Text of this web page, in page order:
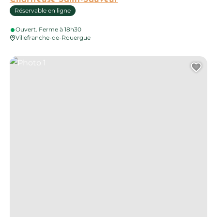
Réservable en ligne
Ouvert. Ferme à 18h30
Villefranche-de-Rouergue
Photo 1